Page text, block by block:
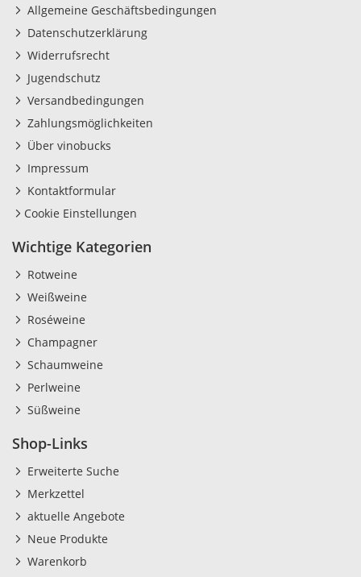
Allgemeine Geschäftsbedingungen
Datenschutzerklärung
Widerrufsrecht
Jugendschutz
Versandbedingungen
Zahlungsmöglichkeiten
Über vinobucks
Impressum
Kontaktformular
Cookie Einstellungen
Wichtige Kategorien
Rotweine
Weißweine
Roséweine
Champagner
Schaumweine
Perlweine
Süßweine
Shop-Links
Erweiterte Suche
Merkzettel
aktuelle Angebote
Neue Produkte
Warenkorb